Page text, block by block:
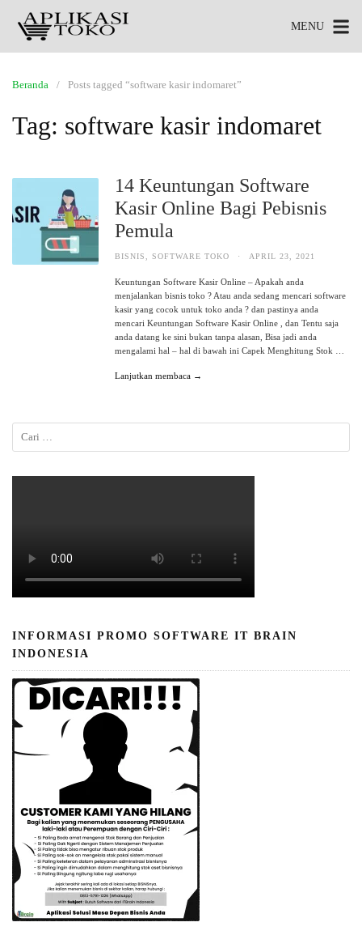
MENU
Beranda Posts tagged “software kasir indomaret”
Tag: software kasir indomaret
14 Keuntungan Software
Kasir Online Bagi Pebisnis
Pemula
BISNIS ,SOFTWARE TOKO · APRIL 23, 2021
Keuntungan Software Kasir Online – Apakah anda
menjalankan bisnis toko ? Atau anda sedang mencari software
kasir yang cocok untuk toko anda ? dan pastinya anda
mencari Keuntungan Software Kasir Online , dan Tentu saja
anda datang ke sini bukan tanpa alasan, Bisa jadi anda
mengalami hal – hal di bawah ini Capek Menghitung Stok …
Lanjutkan membaca →
INFORMASI PROMO SOFTWARE IT BRAIN
INDONESIA